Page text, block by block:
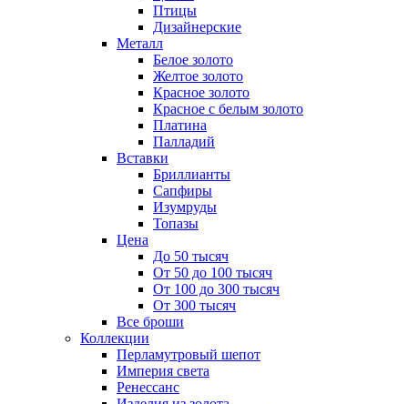
Птицы
Дизайнерские
Металл
Белое золото
Желтое золото
Красное золото
Красное с белым золото
Платина
Палладий
Вставки
Бриллианты
Сапфиры
Изумруды
Топазы
Цена
До 50 тысяч
От 50 до 100 тысяч
От 100 до 300 тысяч
От 300 тысяч
Все броши
Коллекции
Перламутровый шепот
Империя света
Ренессанс